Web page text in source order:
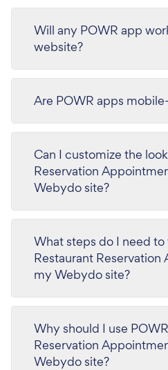
Will any POWR app
website?
Are POWR apps
Can I customize the
Reservation
Webydo site?
What steps do I need
Restaurant
my Webydo site?
Why should I use
Reservation
Webydo site?